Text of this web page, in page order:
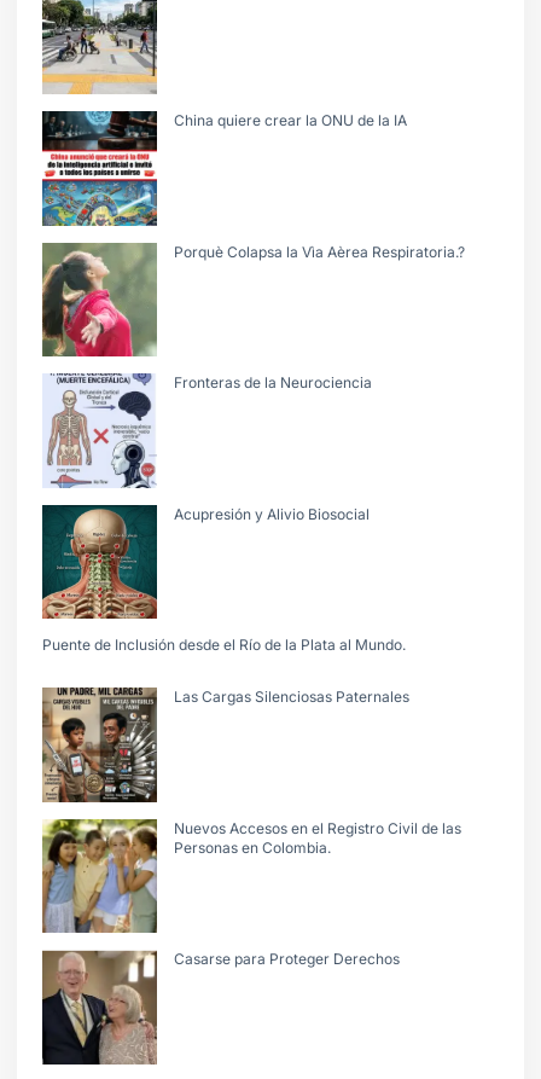
China quiere crear la ONU de la IA
Porquè Colapsa la Vìa Aèrea Respiratoria.?
Fronteras de la Neurociencia
Acupresión y Alivio Biosocial
Puente de Inclusión desde el Río de la Plata al Mundo.
Las Cargas Silenciosas Paternales
Nuevos Accesos en el Registro Civil de las
Personas en Colombia.
Casarse para Proteger Derechos